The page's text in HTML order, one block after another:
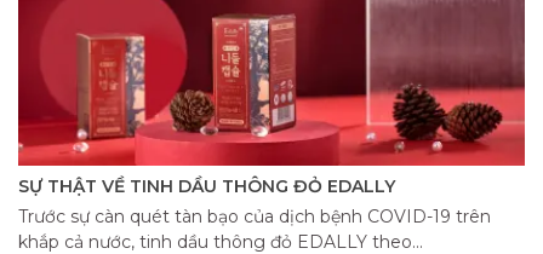
SỰ THẬT VỀ TINH DẦU THÔNG ĐỎ EDALLY
Trước sự càn quét tàn bạo của dịch bệnh COVID-19 trên
khắp cả nước, tinh dầu thông đỏ EDALLY theo...